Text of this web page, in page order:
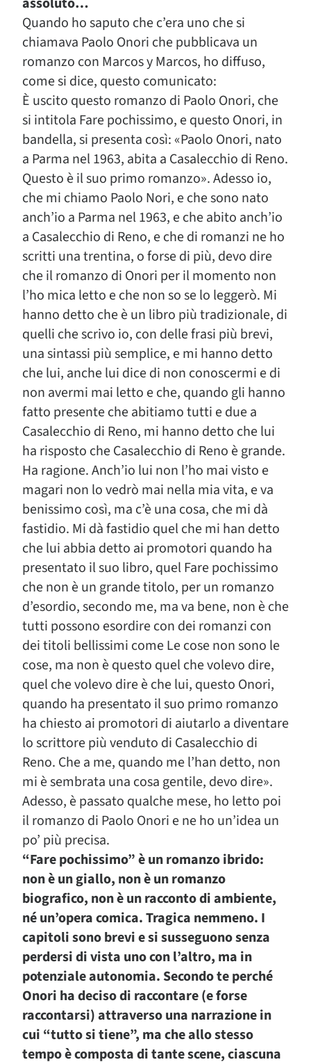
Quando ho saputo che c’era uno che si
chiamava Paolo Onori che pubblicava un
romanzo con Marcos y Marcos, ho diffuso,
come si dice, questo comunicato:
È uscito questo romanzo di Paolo Onori, che
si intitola Fare pochissimo, e questo Onori, in
bandella, si presenta così: «Paolo Onori, nato
a Parma nel 1963, abita a Casalecchio di Reno.
Questo è il suo primo romanzo». Adesso io,
che mi chiamo Paolo Nori, e che sono nato
anch’io a Parma nel 1963, e che abito anch’io
a Casalecchio di Reno, e che di romanzi ne ho
scritti una trentina, o forse di più, devo dire
che il romanzo di Onori per il momento non
l’ho mica letto e che non so se lo leggerò. Mi
hanno detto che è un libro più tradizionale, di
quelli che scrivo io, con delle frasi più brevi,
una sintassi più semplice, e mi hanno detto
che lui, anche lui dice di non conoscermi e di
non avermi mai letto e che, quando gli hanno
fatto presente che abitiamo tutti e due a
Casalecchio di Reno, mi hanno detto che lui
ha risposto che Casalecchio di Reno è grande.
Ha ragione. Anch’io lui non l’ho mai visto e
magari non lo vedrò mai nella mia vita, e va
benissimo così, ma c’è una cosa, che mi dà
fastidio. Mi dà fastidio quel che mi han detto
che lui abbia detto ai promotori quando ha
presentato il suo libro, quel Fare pochissimo
che non è un grande titolo, per un romanzo
d’esordio, secondo me, ma va bene, non è che
tutti possono esordire con dei romanzi con
dei titoli bellissimi come Le cose non sono le
cose, ma non è questo quel che volevo dire,
quel che volevo dire è che lui, questo Onori,
quando ha presentato il suo primo romanzo
ha chiesto ai promotori di aiutarlo a diventare
lo scrittore più venduto di Casalecchio di
Reno. Che a me, quando me l’han detto, non
mi è sembrata una cosa gentile, devo dire».
Adesso, è passato qualche mese, ho letto poi
il romanzo di Paolo Onori e ne ho un’idea un
po’ più precisa.
“Fare pochissimo” è un romanzo ibrido:
non è un giallo, non è un romanzo
biografico, non è un racconto di ambiente,
né un’opera comica. Tragica nemmeno. I
capitoli sono brevi e si susseguono senza
perdersi di vista uno con l’altro, ma in
potenziale autonomia. Secondo te perché
Onori ha deciso di raccontare (e forse
raccontarsi) attraverso una narrazione in
cui “tutto si tiene”, ma che allo stesso
tempo è composta di tante scene, ciascuna